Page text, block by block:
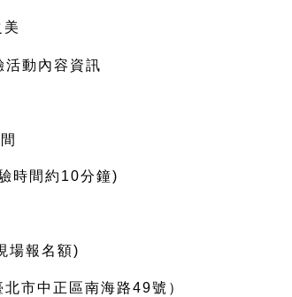
時間約10分鐘)
場報名額)
市中正區南海路49號）